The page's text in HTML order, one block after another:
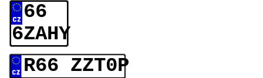
66
6ZAHY
R66 ZZT0P